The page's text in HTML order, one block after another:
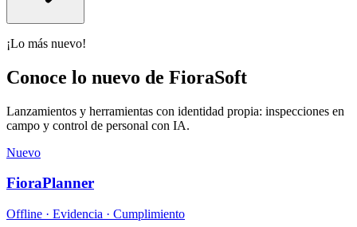
¡Lo más nuevo!
Conoce lo nuevo de FioraSoft
Lanzamientos y herramientas con identidad propia: inspecciones en
campo y control de personal con IA.
Nuevo
FioraPlanner
Offline · Evidencia · Cumplimiento